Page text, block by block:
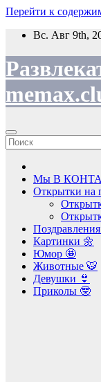
Перейти к
Вс. Авг 9th,
Мы В
Открытки на
Картинки 🌼
Юмор 🤩
Животные 🐯
Девушки 👙
Приколы 🤓